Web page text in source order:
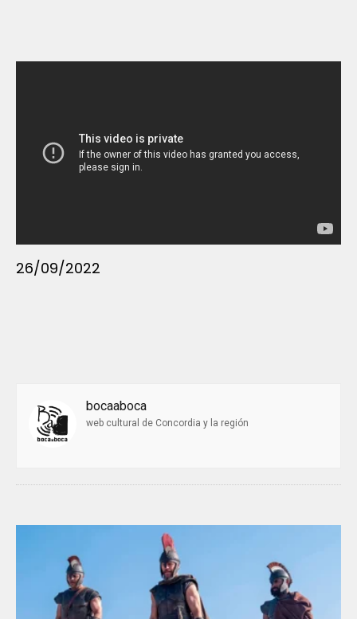
26/09/2022
bocaaboca
web cultural de Concordia y la región